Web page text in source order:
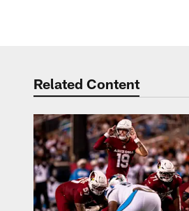
Related Content